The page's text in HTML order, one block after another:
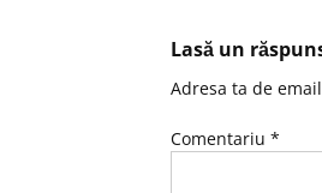
Lasă un
Adresa ta de
Comentariu *